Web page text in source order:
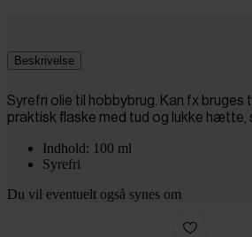
Beskrivelse
Syrefri olie til hobbybrug. Kan fx bruges
praktisk flaske med tud og lukke hætte,
Indhold: 100 ml
Syrefri
Du vil eventuelt også synes om